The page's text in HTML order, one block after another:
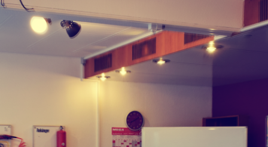
BKF- AUS- UND
WEITERBILDUNG